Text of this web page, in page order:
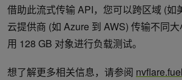
借助此流式传输 API，您可以跨区域 (如
云提供商 (如 Azure 到 AWS) 传输不同
用 128 GB 对象进行负载测试。
想了解更多相关信息，请参阅